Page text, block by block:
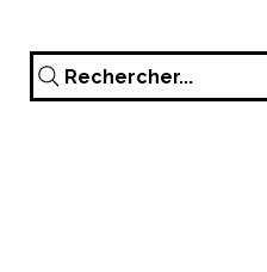
Rechercher...